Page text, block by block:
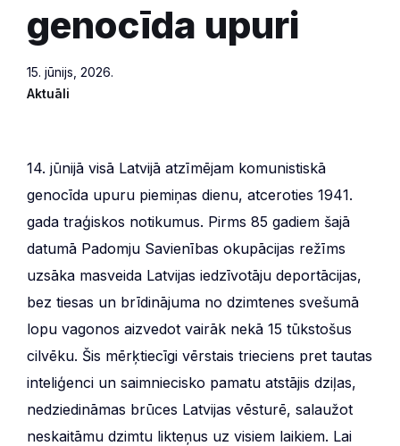
genocīda upuri
15. jūnijs, 2026.
Aktuāli
14. jūnijā visā Latvijā atzīmējam komunistiskā
genocīda upuru piemiņas dienu, atceroties 1941.
gada traģiskos notikumus. Pirms 85 gadiem šajā
datumā Padomju Savienības okupācijas režīms
uzsāka masveida Latvijas iedzīvotāju deportācijas,
bez tiesas un brīdinājuma no dzimtenes svešumā
lopu vagonos aizvedot vairāk nekā 15 tūkstošus
cilvēku. Šis mērķtiecīgi vērstais trieciens pret tautas
inteliģenci un saimniecisko pamatu atstājis dziļas,
nedziedināmas brūces Latvijas vēsturē, salaužot
neskaitāmu dzimtu likteņus uz visiem laikiem. Lai